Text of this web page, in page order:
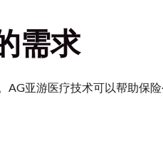
需求
亚游医疗技术可以帮助保